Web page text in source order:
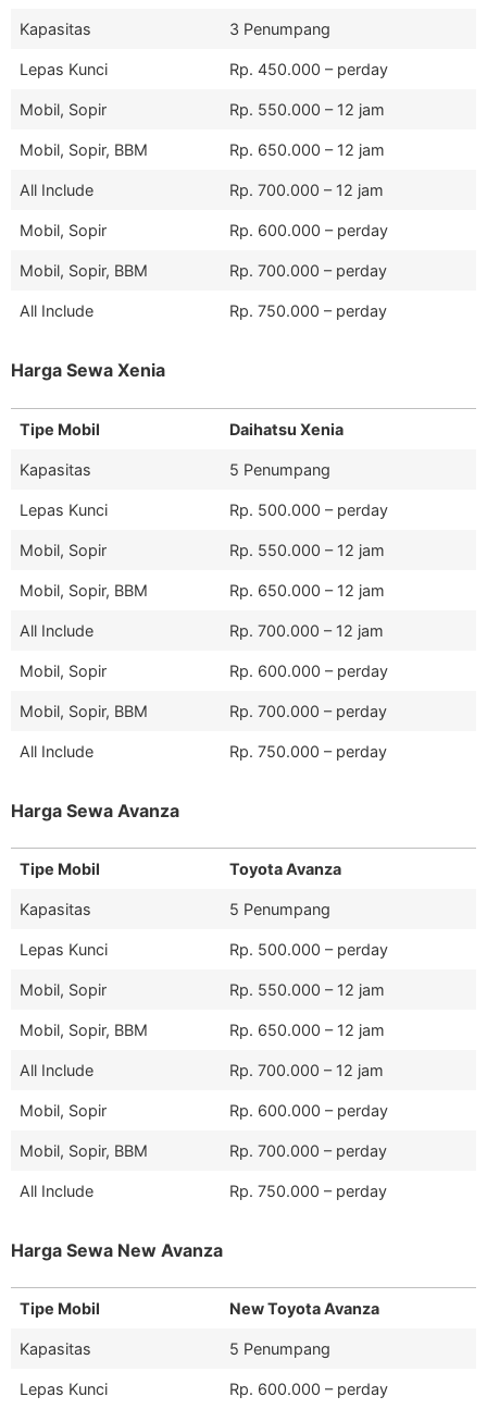
Kapasitas 3 Penumpang
Lepas Kunci Rp. 450.000 – perday
Mobil, Sopir Rp. 550.000 – 12 jam
Mobil, Sopir, BBM Rp. 650.000 – 12 jam
All Include Rp. 700.000 – 12 jam
Mobil, Sopir Rp. 600.000 – perday
Mobil, Sopir, BBM Rp. 700.000 – perday
All Include Rp. 750.000 – perday
Harga Sewa Xenia
Tipe Mobil Daihatsu Xenia
Kapasitas 5 Penumpang
Lepas Kunci Rp. 500.000 – perday
Mobil, Sopir Rp. 550.000 – 12 jam
Mobil, Sopir, BBM Rp. 650.000 – 12 jam
All Include Rp. 700.000 – 12 jam
Mobil, Sopir Rp. 600.000 – perday
Mobil, Sopir, BBM Rp. 700.000 – perday
All Include Rp. 750.000 – perday
Harga Sewa Avanza
Tipe Mobil Toyota Avanza
Kapasitas 5 Penumpang
Lepas Kunci Rp. 500.000 – perday
Mobil, Sopir Rp. 550.000 – 12 jam
Mobil, Sopir, BBM Rp. 650.000 – 12 jam
All Include Rp. 700.000 – 12 jam
Mobil, Sopir Rp. 600.000 – perday
Mobil, Sopir, BBM Rp. 700.000 – perday
All Include Rp. 750.000 – perday
Harga Sewa New Avanza
Tipe Mobil New Toyota Avanza
Kapasitas 5 Penumpang
Lepas Kunci Rp. 600.000 – perday